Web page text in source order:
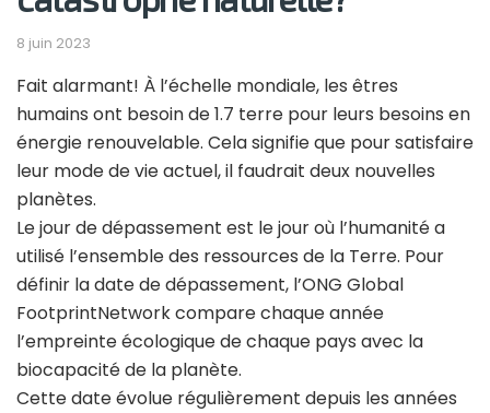
8 juin 2023
Fait alarmant! À l’échelle mondiale, les êtres
humains ont besoin de 1.7 terre pour leurs besoins en
énergie renouvelable. Cela signifie que pour satisfaire
leur mode de vie actuel, il faudrait deux nouvelles
planètes.
Le jour de dépassement est le jour où l’humanité a
utilisé l’ensemble des ressources de la Terre. Pour
définir la date de dépassement, l’ONG Global
FootprintNetwork compare chaque année
l’empreinte écologique de chaque pays avec la
biocapacité de la planète.
Cette date évolue régulièrement depuis les années